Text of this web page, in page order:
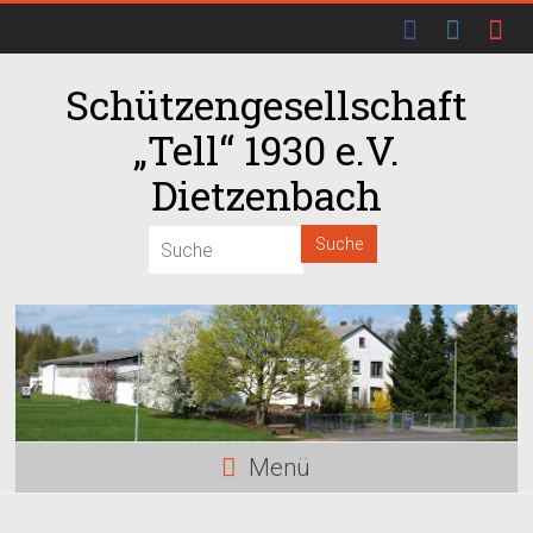
Schützengesellschaft
„Tell“ 1930 e.V.
Dietzenbach
Menü
02:00
04:00